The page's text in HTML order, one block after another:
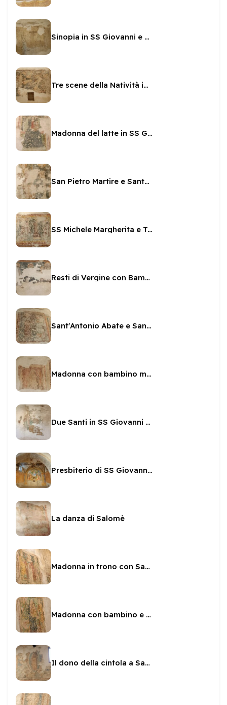
Sinopia in SS Giovanni e Paolo
Tre scene della Natività in SS Giovanni e Paolo
Madonna del latte in SS Giovanni e Paolo
San Pietro Martire e Santa Caterina in SS Giovanni e Paolo
SS Michele Margherita e Taddeo in SS Giovanni e Paolo
Resti di Vergine con Bambino e Santi in SS Giovanni e Paolo
Sant'Antonio Abate e San Leonardo in SS Giovanni e Paolo
Madonna con bambino molto rovinata in SS Giovanni e Paolo
Due Santi in SS Giovanni e Paolo
Presbiterio di SS Giovanni e Paolo ed affresco
La danza di Salomè
Madonna in trono con Sant'Aloisio in SS Giovanni e Paolo
Madonna con bambino e i Santi Gregorio Magno e Leonardo in SS Giovanni e Paolo
Il dono della cintola a San Tommaso in SS Giovanni e Paolo